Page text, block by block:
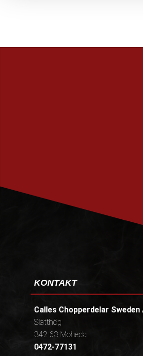
KONTAKT
Calles Chopperdelar Sweden
Slätthög
342 63 Moheda
0472-77131